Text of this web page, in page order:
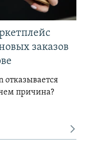
заказов
отказывается
причина?